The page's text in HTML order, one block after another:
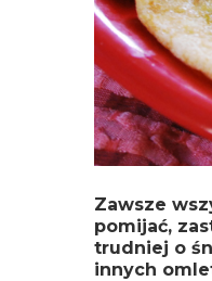
Zawsze
pomijać,
trudniej o
innych